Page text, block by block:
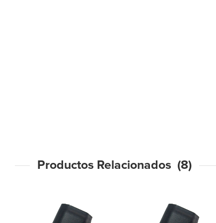
Productos Relacionados (8)